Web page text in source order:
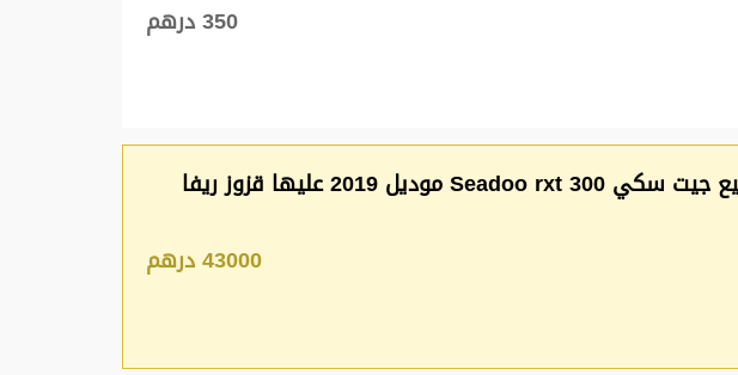
350 درهم
للبيع جيت سكي Seadoo rxt 300 موديل 2019 عليها قزوز ريفا
43000 درهم